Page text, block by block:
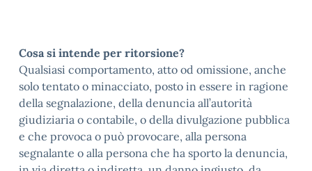
Cosa si intende per ritorsione?
Qualsiasi comportamento, atto od omissione, anche
solo tentato o minacciato, posto in essere in ragione
della segnalazione, della denuncia all’autorità
giudiziaria o contabile, o della divulgazione pubblica
e che provoca o può provocare, alla persona
segnalante o alla persona che ha sporto la denuncia,